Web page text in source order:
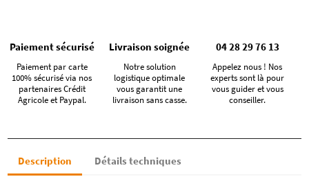
Paiement sécurisé
Paiement par carte
100% sécurisé via nos
partenaires Crédit
Agricole et Paypal.
Livraison soignée
Notre solution
logistique optimale
vous garantit une
livraison sans casse.
04 28 29 76 13
Appelez nous ! Nos
experts sont là pour
vous guider et vous
conseiller.
Description Détails techniques